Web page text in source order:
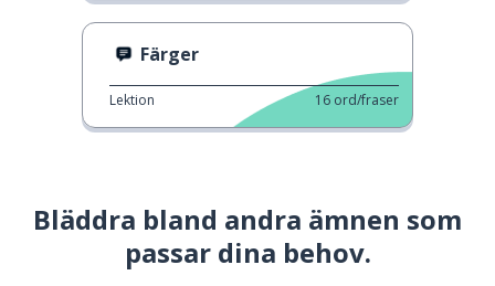
Färger
Lektion 16 ord/fraser
Bläddra bland andra ämnen som
passar dina behov.